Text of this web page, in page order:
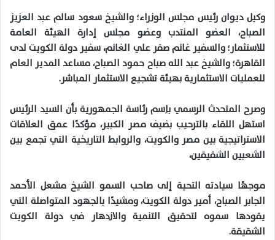
وكيل ديوان رئيس مجلس الوزراء؛ والشيخ سعود سالم عبد العزيز
الصباح، العضو المنتدب وعضو مجلس إدارة الهيئة العامة
للاستثمار؛ والسفير غانم صقر علي الغانم، سفير دولة الكويت لدى
القاهرة؛ والشيخ عبد الله صباح حمود الصباح، مساعد المدير العام
للعمليات الاستثمارية بهيئة تشجيع الاستثمار المباشر.
وصرح المتحدث الرسمي باِسم رئاسة الجمهورية بأن السيد الرئيس
استهل اللقاء بالترحيب بضيف مصر الكبير، مؤكدًا عمق العلاقات
الاستراتيجية بين مصر والكويت، والروابط التاريخية التي تجمع بين
الشعبين الشقيقين،
موجهًا سيادته التحية إلى صاحب السمو الشيخ مشعل الأحمد
الجابر الصباح، أمير دولة الكويت، ومشيدًا بالجهود المتواصلة التي
يقودها سموه لتحقيق التنمية والازدهار في دولة الكويت
الشقيقة.